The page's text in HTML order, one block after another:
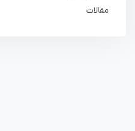
مقالات